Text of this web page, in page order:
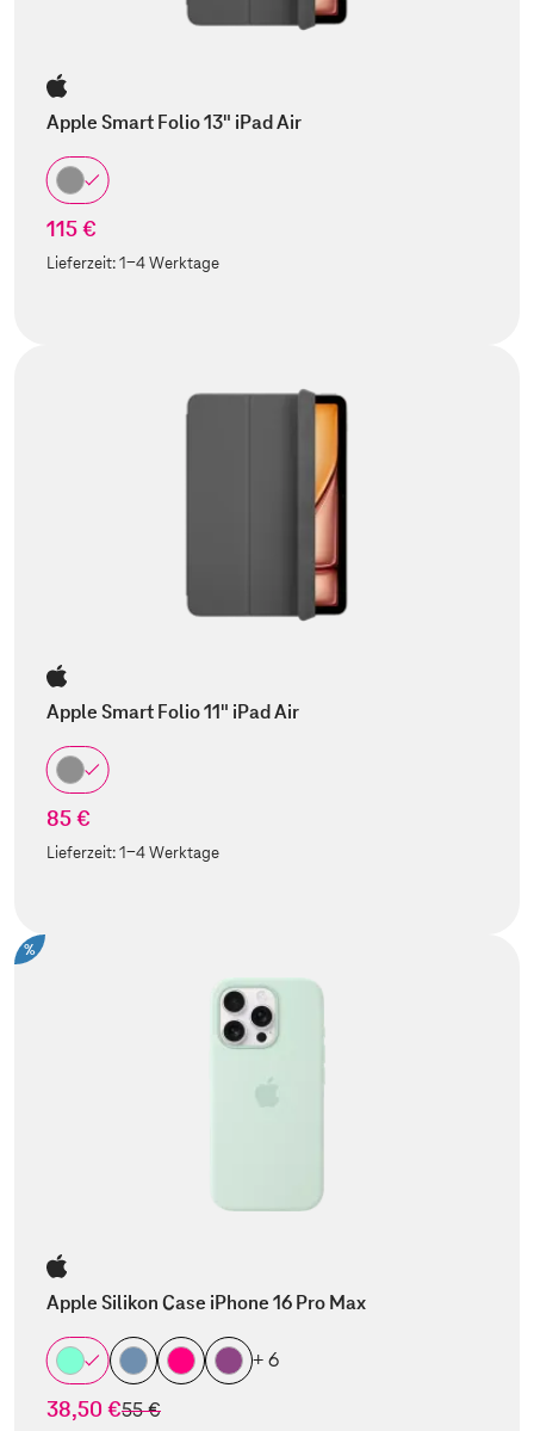
Apple Smart Folio 13" iPad Air
115 €
Lieferzeit:1-4 Werktage
Apple Smart Folio 11" iPad Air
85 €
Lieferzeit:1-4 Werktage
%
Apple Silikon Case iPhone 16 Pro Max
+ 6
38,50 €statt
55 €